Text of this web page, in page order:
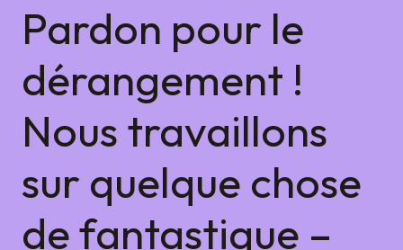
Pardon pour le
dérangement !
Nous travaillons
sur quelque chose
de fantastique –